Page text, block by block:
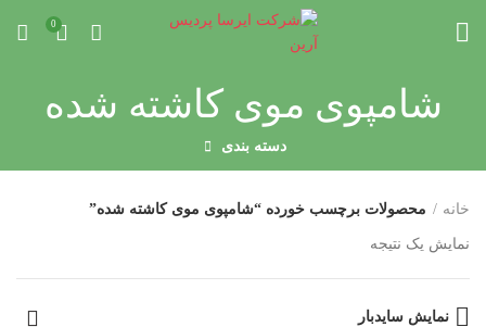
0
شامپوی موی کاشته شده
دسته بندی
خانه محصولات برچسب خورده “شامپوی موی کاشته شده”
نمایش یک نتیجه
نمایش سایدبار